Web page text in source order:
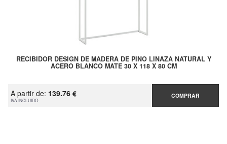
RECIBIDOR DESIGN DE MADERA DE PINO LINAZA NATURAL Y
ACERO BLANCO MATE 30 X 118 X 80 CM
A partir de: 139.76 €
IVA INCLUIDO
COMPRAR